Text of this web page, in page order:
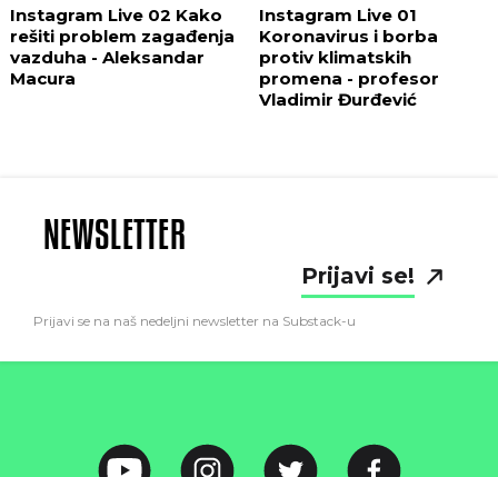
Instagram Live 02 Kako
rešiti problem zagađenja
vazduha - Aleksandar
Macura
Instagram Live 01
Koronavirus i borba
protiv klimatskih
promena - profesor
Vladimir Đurđević
NEWSLETTER
Prijavi se!
Prijavi se na naš nedeljni newsletter na Substack-u